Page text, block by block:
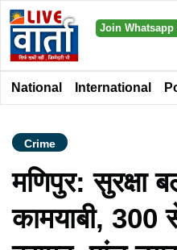
Join Whatsapp
National International
Crime
मणिपुर: सुरक्षा
कामयाबी, 300